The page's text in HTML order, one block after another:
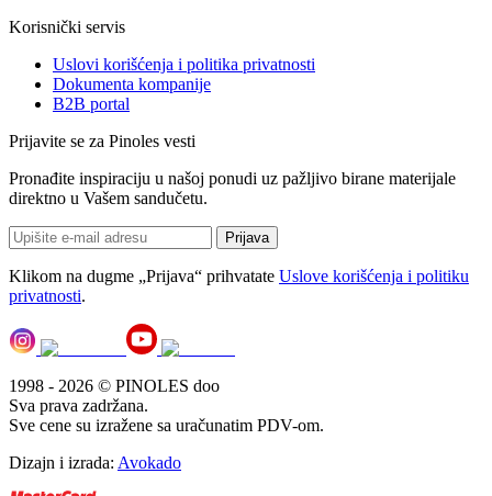
Korisnički servis
Uslovi korišćenja i politika privatnosti
Dokumenta kompanije
B2B portal
Prijavite se za Pinoles vesti
Pronađite inspiraciju u našoj ponudi uz pažljivo birane materijale
direktno u Vašem sandučetu.
Prijava
Klikom na dugme „Prijava“ prihvatate Uslove korišćenja i politiku
privatnosti.
1998 - 2026 © PINOLES doo
Sva prava zadržana.
Sve cene su izražene sa uračunatim PDV-om.
Dizajn i izrada: Avokado